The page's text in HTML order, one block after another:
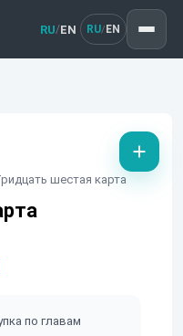
RU/EN RU/ EN
шестая карта
по главам